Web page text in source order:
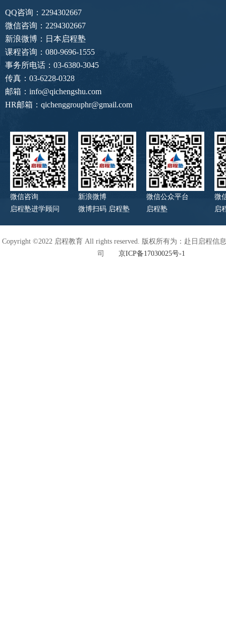
QQ咨询：2294302667
微信咨询：2294302667
新浪微博：日本启程塾
课程咨询：080-9696-1555
事务所电话：03-6380-3045
传真：03-6228-0328
邮箱：info@qichengshu.com
HR邮箱：qichenggrouphr@gmail.com
微信咨询
启程塾进学顾问
新浪微博
微博扫码 启程塾
微信公众平台
启程塾
微
启
Copyright ©2022 启程教育 All rights reserved. 版权所有为：赴日启程信
司 京ICP备17030025号-1